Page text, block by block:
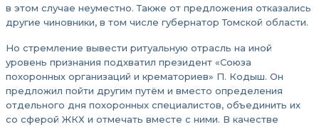
в этом случае неуместно. Также от предложения отказались
другие чиновники, в том числе губернатор Томской области.
Но стремление вывести ритуальную отрасль на иной
уровень признания подхватил президент «Союза
похоронных организаций и крематориев» П. Кодыш. Он
предложил пойти другим путём и вместо определения
отдельного дня похоронных специалистов, объединить их
со сферой ЖКХ и отмечать вместе с ними. В качестве